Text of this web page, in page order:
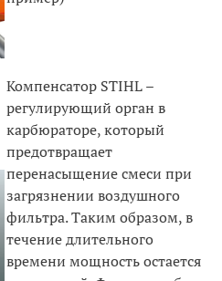
Компенсатор STIHL –
регулирующий орган в
карбюраторе, который
предотвращает
перенасыщение смеси при
загрязнении воздушного
фильтра. Таким образом, в
течение длительного
времени мощность остается